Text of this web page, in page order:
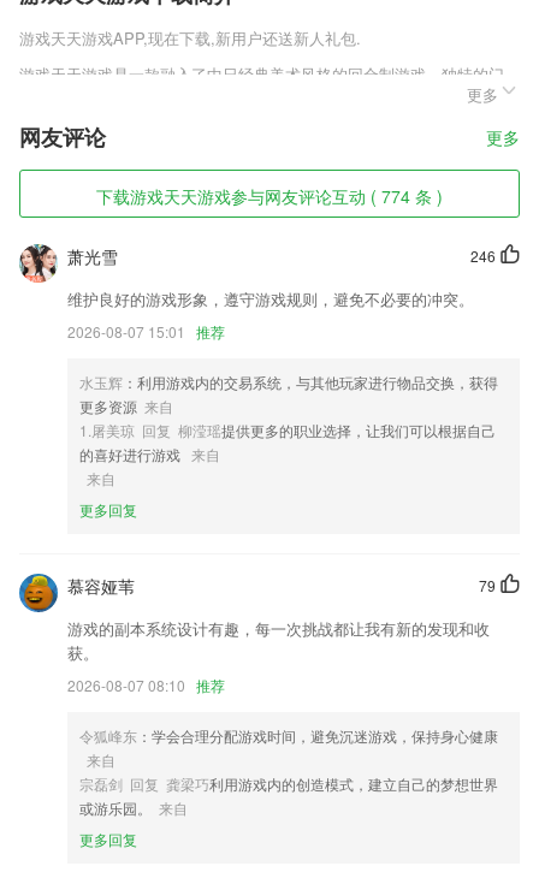
游戏天天游戏APP,现在下载,新用户还送新人礼包.
游戏天天游戏是一款融入了中日经典美术风格的回合制游戏，独特的门
派，经典的卡牌，为你展现出一个最独特的游戏世界。全新升级版更是为
大家带来的大量的福利，更多精美cg图让你体会到最独特的游戏魅力。
感兴趣的朋友，欢迎点击下载体验一番啦!
游戏天天游戏软件特色
1,模拟演练
2,整合全球差旅资源，为差旅客户提供专业的差旅服务。
3,使用图形化编程环境，在APP上也能给机器人编程。
4,学员可以通过文字、图片、视频等多种形式秀出自我，还可在线与全国
5,原图基础上进行分图，不失真。自动分割，一键生成完美无损1x1x2x2
x3x3的网格图。
6,过程监督：青阳MPAcc app有小助教检查课程作业学习打卡。
游戏天天游戏软件优势
2.里面所有课程均邀请专业教师授课，培养孩子的想象力和创造力。
3.点读笔采用国际上最先进的光学识别技术，音源由人民教育电子音像出
版社录制，语音清晰纯正，从口语、听力等方面给孩子营造一个真实的语
言环境，全方位提高孩子语言学习能力。
4.双师课堂的辅导老师是学校优秀的面授班老师，专业能力过硬，责任心
伴2265学生，管理课堂，及时答疑解惑，保证当堂学习质量；课后，辅
导老师与学生进行1对1沟通，跟家长保持高频交流。
5.·五星级评价的职考宝典和备考顾问
6.这时候就需要使用css动画以及平台提供的wxs、bindingx等技术。不过
更多
网友评论 更多
下载游戏天天游戏参与网友评论互动 ( 774 条 )
246
萧光雪
维护良好的游戏形象，遵守游戏规则，避免不必要的冲突。
2026-08-07 15:01 推荐
水玉辉 ：利用游戏内的交易系统，与其他玩家进行物品交换，获得
更多资源 来自
1.屠美琼 回复 柳滢瑶提供更多的职业选择，让我们可以根据自己
的喜好进行游戏 来自
来自
更多回复
79
慕容娅苇
游戏的副本系统设计有趣，每一次挑战都让我有新的发现和收
获。
2026-08-07 08:10 推荐
令狐峰东 ：学会合理分配游戏时间，避免沉迷游戏，保持身心健康
来自
宗磊剑 回复 龚梁巧利用游戏内的创造模式，建立自己的梦想世界
或游乐园。
来自
更多回复